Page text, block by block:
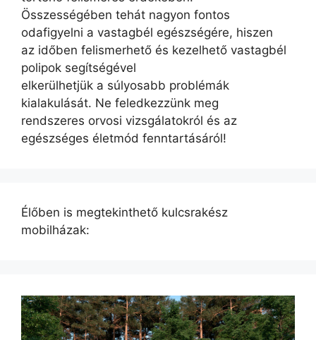
Összességében tehát nagyon fontos
odafigyelni a vastagbél egészségére, hiszen
az időben felismerhető és kezelhető vastagbél
polipok segítségével
elkerülhetjük a súlyosabb problémák
kialakulását. Ne feledkezzünk meg
rendszeres orvosi vizsgálatokról és az
egészséges életmód fenntartásáról!
Élőben is megtekinthető kulcsrakész
mobilházak: